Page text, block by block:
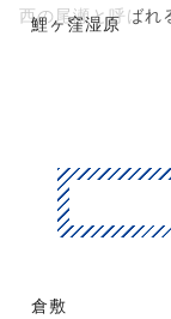
鯉ヶ窪湿原
西の尾瀬と呼ばれ
倉敷